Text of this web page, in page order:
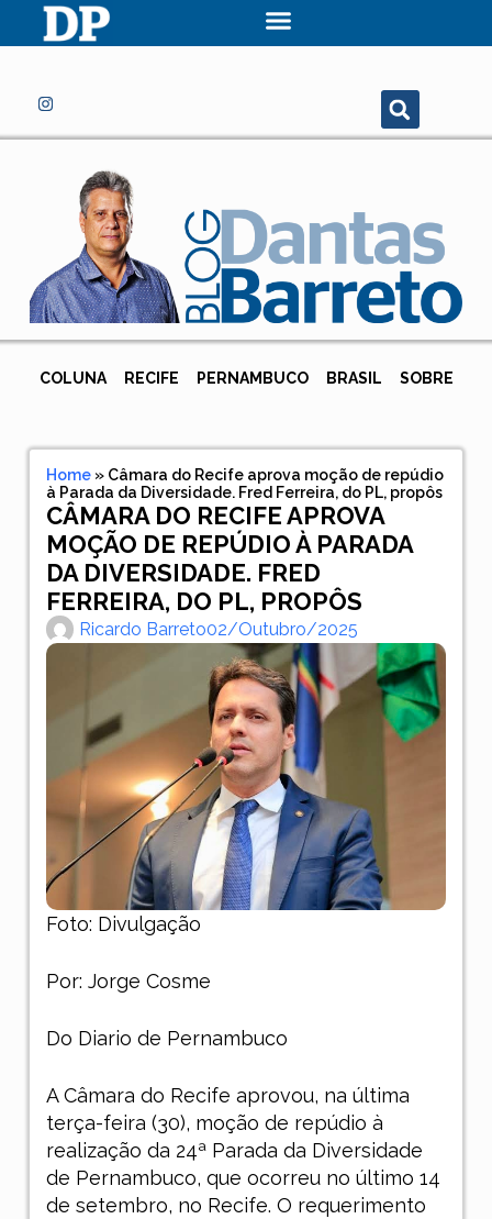
COLUNA RECIFE PERNAMBUCO BRASIL SOBRE
Home» Câmara do Recife aprova moção de repúdio
à Parada da Diversidade. Fred Ferreira, do PL, propôs
CÂMARA DO RECIFE APROVA
MOÇÃO DE REPÚDIO À PARADA
DA DIVERSIDADE. FRED
FERREIRA, DO PL, PROPÔS
Ricardo Barreto02/outubro/2025
Foto: Divulgação
Por: Jorge Cosme
Do Diario de Pernambuco
A Câmara do Recife aprovou, na última
terça-feira (30), moção de repúdio à
realização da 24ª Parada da Diversidade
de Pernambuco, que ocorreu no último 14
de setembro, no Recife. O requerimento